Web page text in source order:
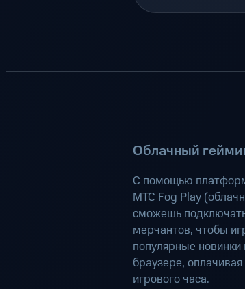
Облачный
С помощью
МТС Fog Play (
сможешь
мерчантов, чтобы
популярные
браузере,
игрового часа.